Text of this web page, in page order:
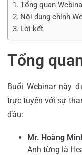
Tổng quan
Nội dung chính
Lời kết
Tổng
Buổi Webinar này
trực tuyến với sự
đầu:
Mr. Hoàng
Anh từng là